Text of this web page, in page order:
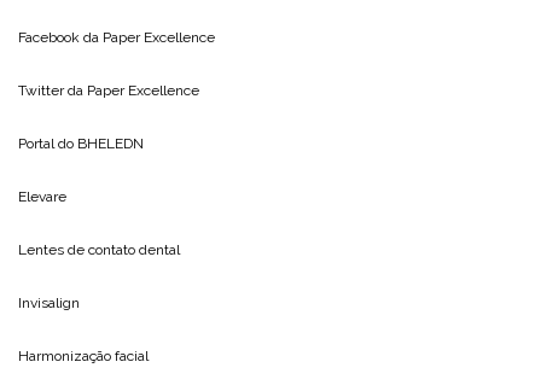
Facebook da Paper Excellence
Twitter da Paper Excellence
Portal do BHELEDN
Elevare
Lentes de contato dental
Invisalign
Harmonização facial